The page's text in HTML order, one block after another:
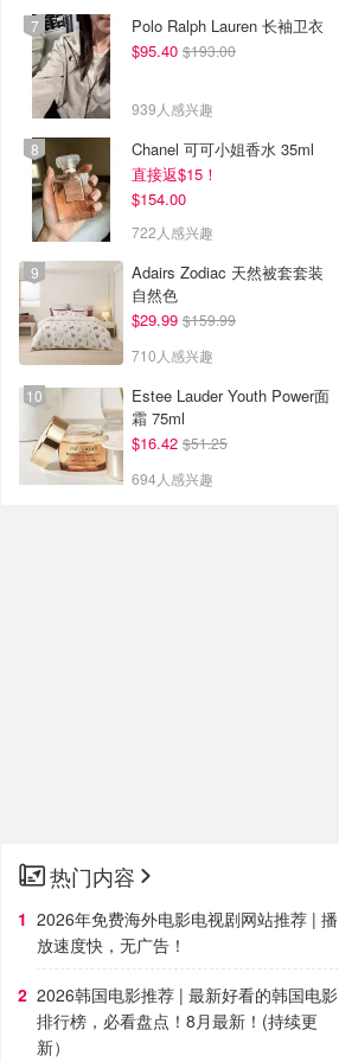
Polo Ralph Lauren 长袖卫衣
$95.40 $193.00
939人感兴趣
Chanel 可可小姐香水 35ml
直接返$15！
$154.00
722人感兴趣
Adairs Zodiac 天然被套套装
自然色
$29.99 $159.99
710人感兴趣
Estee Lauder Youth Power面
霜 75ml
$16.42 $51.25
694人感兴趣
热门内容
2026年免费海外电影电视剧网站推荐 | 播
放速度快，无广告！
2026韩国电影推荐 | 最新好看的韩国电影
排行榜，必看盘点！8月最新！(持续更
新）